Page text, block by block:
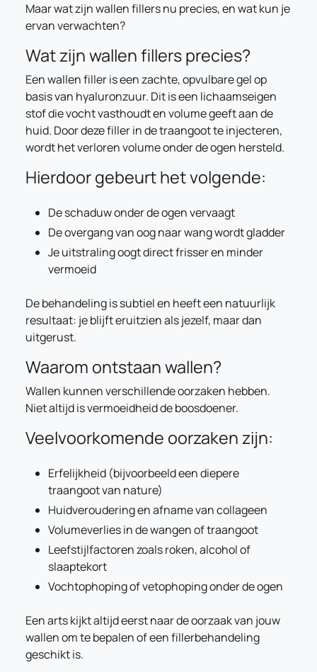
Maar wat zijn wallen fillers nu precies, en wat kun je
ervan verwachten?
Wat zijn wallen fillers precies?
Een wallen filler is een zachte, opvulbare gel op
basis van hyaluronzuur. Dit is een lichaamseigen
stof die vocht vasthoudt en volume geeft aan de
huid. Door deze filler in de traangoot te injecteren,
wordt het verloren volume onder de ogen hersteld.
Hierdoor gebeurt het volgende:
De schaduw onder de ogen vervaagt
De overgang van oog naar wang wordt gladder
Je uitstraling oogt direct frisser en minder
vermoeid
De behandeling is subtiel en heeft een natuurlijk
resultaat: je blijft eruitzien als jezelf, maar dan
uitgerust.
Waarom ontstaan wallen?
Wallen kunnen verschillende oorzaken hebben.
Niet altijd is vermoeidheid de boosdoener.
Veelvoorkomende oorzaken zijn:
Erfelijkheid (bijvoorbeeld een diepere
traangoot van nature)
Huidveroudering en afname van collageen
Volumeverlies in de wangen of traangoot
Leefstijlfactoren zoals roken, alcohol of
slaaptekort
Vochtophoping of vetophoping onder de ogen
Een arts kijkt altijd eerst naar de oorzaak van jouw
wallen om te bepalen of een fillerbehandeling
geschikt is.